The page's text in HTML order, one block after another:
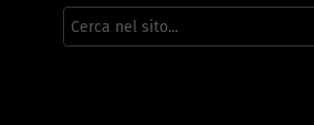
Cerca
per: